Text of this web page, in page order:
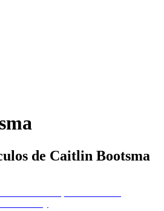
de Caitlin Bootsma